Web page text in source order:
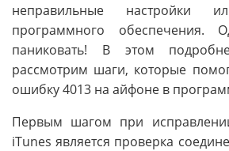
неправильные настройки
программного обеспечения.
паниковать! В этом
рассмотрим шаги, которые
ошибку 4013 на айфоне в
Первым шагом при
iTunes является проверка